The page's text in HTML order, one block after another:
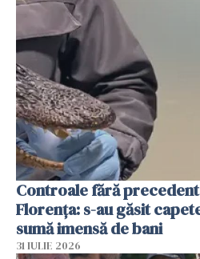
Controale fără
Florența: s-au găsit
sumă imensă de bani
31 IULIE 2026